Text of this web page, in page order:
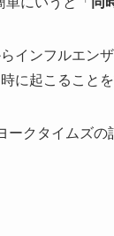
インフルエン
に起こること
ークタイムズの